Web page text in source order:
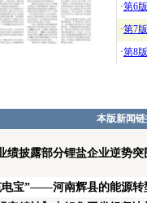
·第6版
·第7版
·第8版
本版新闻
绩披露部分锂盐企业逆势突
电宝”——河南辉县的能源转